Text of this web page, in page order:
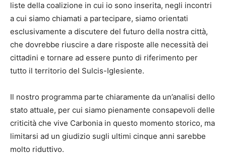
liste della coalizione in cui io sono inserita, negli incontri
a cui siamo chiamati a partecipare, siamo orientati
esclusivamente a discutere del futuro della nostra città,
che dovrebbe riuscire a dare risposte alle necessità dei
cittadini e tornare ad essere punto di riferimento per
tutto il territorio del Sulcis-Iglesiente.
Il nostro programma parte chiaramente da un’analisi dello
stato attuale, per cui siamo pienamente consapevoli delle
criticità che vive Carbonia in questo momento storico, ma
limitarsi ad un giudizio sugli ultimi cinque anni sarebbe
molto riduttivo.